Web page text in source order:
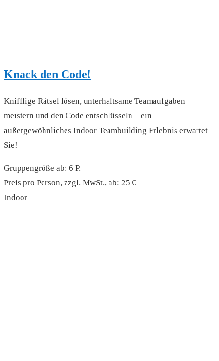
Knack den Code!
Knifflige Rätsel lösen, unterhaltsame Teamaufgaben
meistern und den Code entschlüsseln – ein
außergewöhnliches Indoor Teambuilding Erlebnis erwartet
Sie!
Gruppengröße ab: 6 P.
Preis pro Person, zzgl. MwSt., ab: 25 €
Indoor